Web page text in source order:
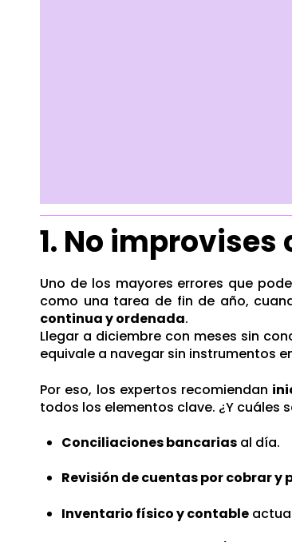
1. No
Uno de los mayores errores que
como una tarea de fin de año,
continua y ordenada.
Llegar a diciembre con meses sin
equivale a navegar sin instrumentos
Por eso, los expertos recomiendan
todos los elementos clave. ¿Y cuáles
Conciliaciones bancarias al día.
Revisión de cuentas por cobrar y
Inventario físico y contable